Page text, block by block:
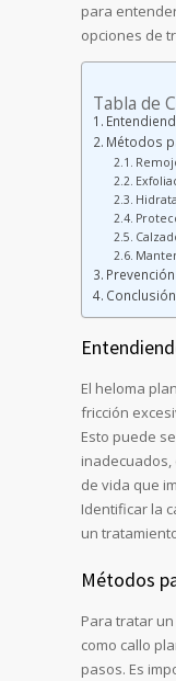
para
opciones de
Tabla de
Métodos
Conclusión
El heloma
fricción
Esto puede
de vida que
Identificar la
un
Métodos
Para tratar
como callo
pasos. Es